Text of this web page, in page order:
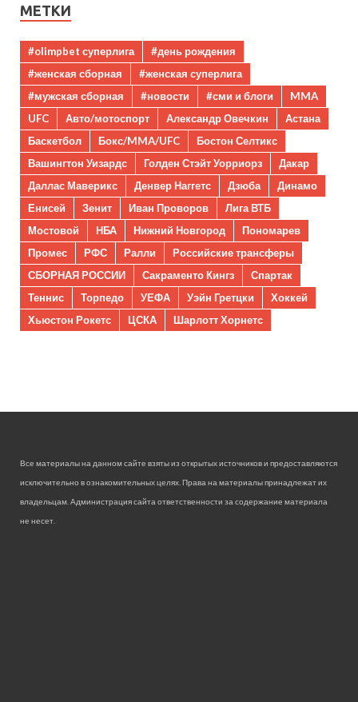
МЕТКИ
#olimpbet суперлига
#день рождения
#женская сборная
#женская суперлига
#мужская сборная
#новости #сми и блоги
MMA
UFC
Авто/мотоспорт Александр Овечкин
Астана
Баскетбол
Бокс/MMA/UFC
Бостон Селтикс
Вашингтон Уизардс
Голден Стэйт Уорриорз
Дакар
Даллас Маверикс
Денвер Наггетс Дзюба
Динамо
Енисей
Зенит Иван Проворов
Лига ВТБ
Мостовой
НБА Нижний Новгород
Пономарев
Промес
РФС Ралли
Российские трансферы
СБОРНАЯ РОССИИ
Сакраменто Кингз
Спартак
Теннис
Торпедо УЕФА Уэйн Гретцки
Хоккей
Хьюстон Рокетс
ЦСКА Шарлотт Хорнетс
Все материалы на данном сайте взяты из открытых источников и предоставляются
исключительно в ознакомительных целях. Права на материалы принадлежат их
владельцам. Администрация сайта ответственности за содержание материала
не несет.